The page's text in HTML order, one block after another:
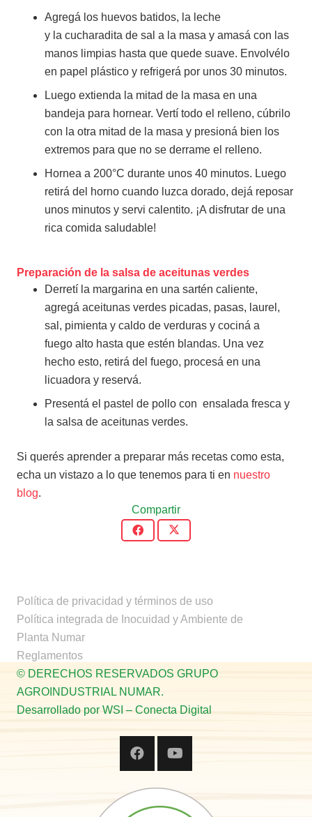
Agregá los huevos batidos, la leche
y la cucharadita de sal a la masa y amasá con las
manos limpias hasta que quede suave. Envolvélo
en papel plástico y refrigerá por unos 30 minutos.
Luego extienda la mitad de la masa en una
bandeja para hornear. Vertí todo el relleno, cúbrilo
con la otra mitad de la masa y presioná bien los
extremos para que no se derrame el relleno.
Hornea a 200°C durante unos 40 minutos. Luego
retirá del horno cuando luzca dorado, dejá reposar
unos minutos y servi calentito. ¡A disfrutar de una
rica comida saludable!
Preparación de la salsa de aceitunas verdes
Derretí la margarina en una sartén caliente,
agregá aceitunas verdes picadas, pasas, laurel,
sal, pimienta y caldo de verduras y cociná a
fuego alto hasta que estén blandas. Una vez
hecho esto, retirá del fuego, procesá en una
licuadora y reservá.
Presentá el pastel de pollo con ensalada fresca y
la salsa de aceitunas verdes.
Si querés aprender a preparar más recetas como esta,
echa un vistazo a lo que tenemos para ti en nuestro
blog.
Compartir
Política de privacidad y términos de uso
Política integrada de Inocuidad y Ambiente de
Planta Numar
Reglamentos
© DERECHOS RESERVADOS GRUPO
AGROINDUSTRIAL NUMAR.
Desarrollado por WSI – Conecta Digital